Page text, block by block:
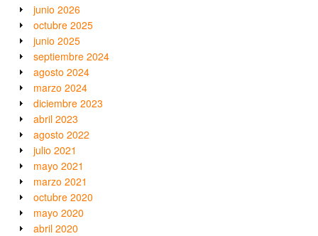
junio 2026
octubre 2025
junio 2025
septiembre 2024
agosto 2024
marzo 2024
diciembre 2023
abril 2023
agosto 2022
julio 2021
mayo 2021
marzo 2021
octubre 2020
mayo 2020
abril 2020